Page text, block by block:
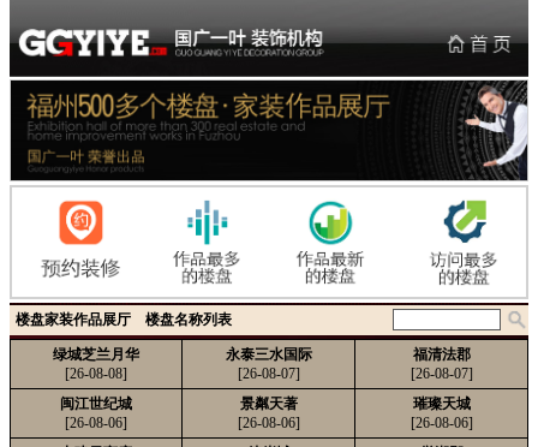
楼盘家装作品展厅 楼盘名称列表
绿城芝兰月华
[26-08-08]
永泰三水国际
[26-08-07]
福清法郡
[26-08-07]
闽江世纪城
[26-08-06]
景粼天著
[26-08-06]
璀璨天城
[26-08-06]